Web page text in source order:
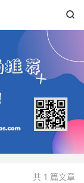

共 1 篇文章